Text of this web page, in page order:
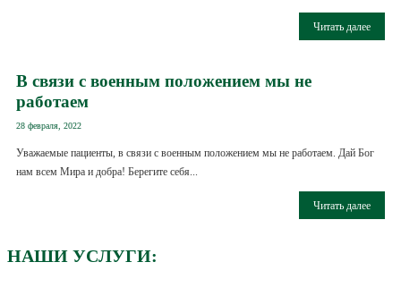
Читать далее
В связи с военным положением мы не
работаем
28 февраля, 2022
Уважаемые пациенты, в связи с военным положением мы не работаем. Дай Бог
нам всем Мира и добра! Берегите себя...
Читать далее
НАШИ УСЛУГИ: